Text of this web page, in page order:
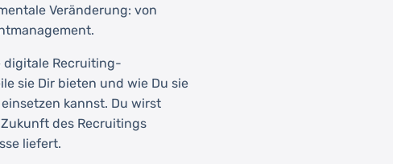
Veränderung: von
digitale Recruiting-
sie Dir bieten und wie Du sie
kannst. Du wirst
des Recruitings
liefert.